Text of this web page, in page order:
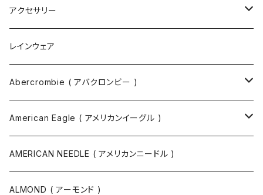
トートバッグ
ボディバッグ
バックパック
ツールバッグ
ボディバッグ・ヒップバッグ
ボストンバッグ / 旅行バッグ
アクセサリー
ネックレス
指輪
バングル
サングラス
マスク
レインウェア
Abercrombie ( アバクロンビー )
スウェット
カットソー
ニット
American Eagle ( アメリカンイーグル )
ニット
スウェット
AMERICAN NEEDLE ( アメリカンニードル )
ALMOND ( アーモンド )